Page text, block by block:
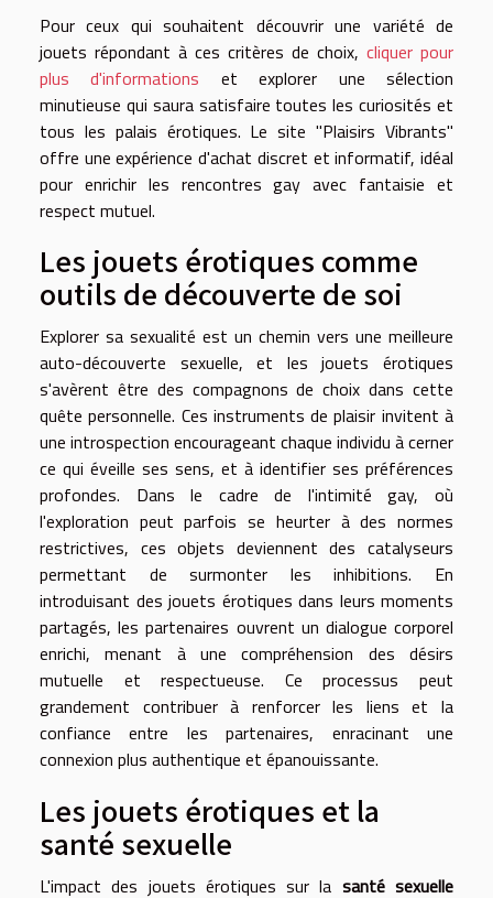
Pour ceux qui souhaitent découvrir une variété de
jouets répondant à ces critères de choix, cliquer pour
plus d'informations et explorer une sélection
minutieuse qui saura satisfaire toutes les curiosités et
tous les palais érotiques. Le site "Plaisirs Vibrants"
offre une expérience d'achat discret et informatif, idéal
pour enrichir les rencontres gay avec fantaisie et
respect mutuel.
Les jouets érotiques comme
outils de découverte de soi
Explorer sa sexualité est un chemin vers une meilleure
auto-découverte sexuelle, et les jouets érotiques
s'avèrent être des compagnons de choix dans cette
quête personnelle. Ces instruments de plaisir invitent à
une introspection encourageant chaque individu à cerner
ce qui éveille ses sens, et à identifier ses préférences
profondes. Dans le cadre de l'intimité gay, où
l'exploration peut parfois se heurter à des normes
restrictives, ces objets deviennent des catalyseurs
permettant de surmonter les inhibitions. En
introduisant des jouets érotiques dans leurs moments
partagés, les partenaires ouvrent un dialogue corporel
enrichi, menant à une compréhension des désirs
mutuelle et respectueuse. Ce processus peut
grandement contribuer à renforcer les liens et la
confiance entre les partenaires, enracinant une
connexion plus authentique et épanouissante.
Les jouets érotiques et la
santé sexuelle
L'impact des jouets érotiques sur la santé sexuelle